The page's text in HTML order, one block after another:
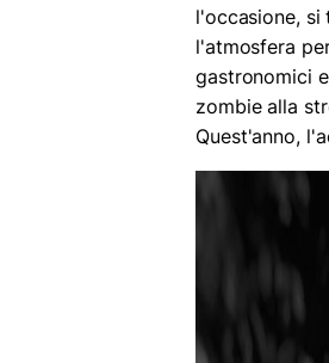
l'occasione, si
l'atmosfera
gastronomici
zombie alla
Quest'anno,